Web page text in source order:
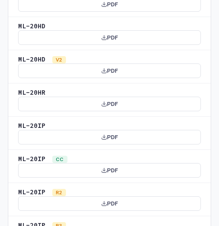
PDF
ML-20HD
PDF
ML-20HD V2
PDF
ML-20HR
PDF
ML-20IP
PDF
ML-20IP CC
PDF
ML-20IP R2
PDF